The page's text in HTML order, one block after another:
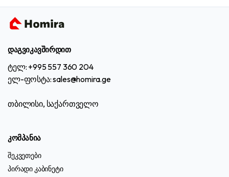
დაგვიკავშირდით
ტელ: +995 557 360 204
ელ-ფოსტა: sales@homira.ge
თბილისი, საქართველო
კომპანია
შეკვეთები
პირადი კაბინეტი